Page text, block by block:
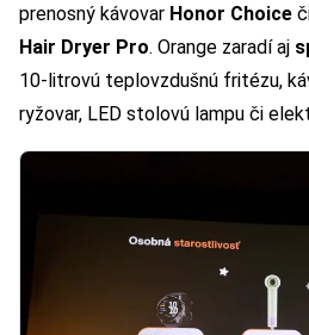
prenosný kávovar Honor Choice
Hair Dryer Pro. Orange zaradí aj
10-litrovú teplovzdušnú fritézu,
ryžovar, LED stolovú lampu či